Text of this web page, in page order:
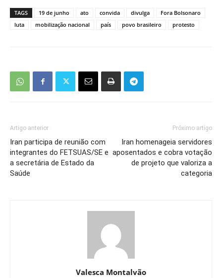
TAGS 19 de junho ato convida divulga
Fora Bolsonaro
luta
mobilização nacional país povo brasileiro protesto
Artigo anterior
Iran participa de reunião com
integrantes do FETSUAS/SE e
a secretária de Estado da
Saúde
Próximo artigo
Iran homenageia servidores
aposentados e cobra votação
de projeto que valoriza a
categoria
Valesca Montalvão